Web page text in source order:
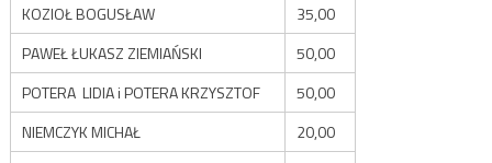
KOZIOŁ BOGUSŁAW
35,00
PAWEŁ ŁUKASZ ZIEMIAŃSKI
50,00
POTERA LIDIA i POTERA KRZYSZTOF
50,00
NIEMCZYK MICHAŁ
20,00